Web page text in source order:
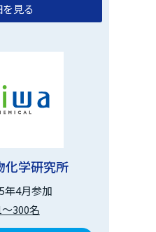
見る
化学研究所
年4月参加
300名